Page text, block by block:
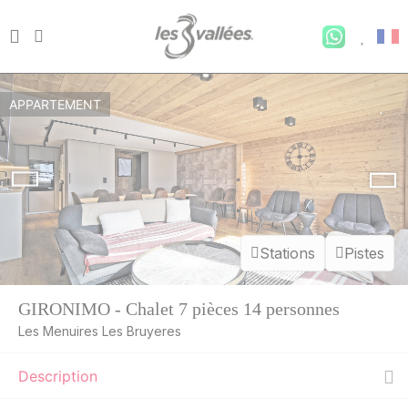
Stations Pistes
APPARTEMENT
GIRONIMO - Chalet 7 pièces 14 personnes
Les Menuires Les Bruyeres
Description